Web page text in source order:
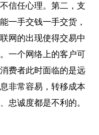
信任心理。第二，支
一手交钱一手交货，
网的出现使得交易中
一个网络上的客户可
费者此时面临的是远
非常容易，转移成本
忠诚度都是不利的。